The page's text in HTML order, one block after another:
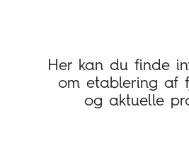
Her kan du finde
om etablering af
og aktuelle